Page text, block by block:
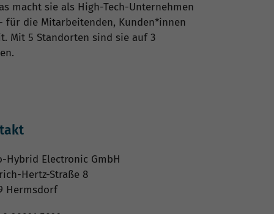
macht sie als High-Tech-Unternehmen
für die Mitarbeitenden, Kunden*innen
Mit 5 Standorten sind sie auf 3
Hybrid Electronic GmbH
Hertz-Straße 8
Hermsdorf